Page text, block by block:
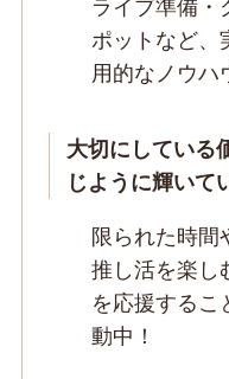
ライブ準備・
ポットなど、
用的なノウハ
大切にしている
じように輝いて
限られた時間
推し活を楽し
を応援するこ
動中！